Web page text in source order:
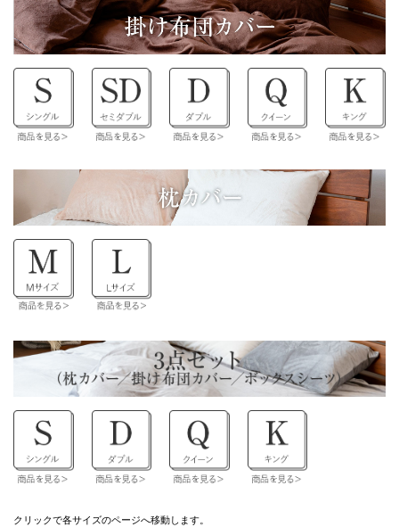
クリックで各サイズのページへ移動します。